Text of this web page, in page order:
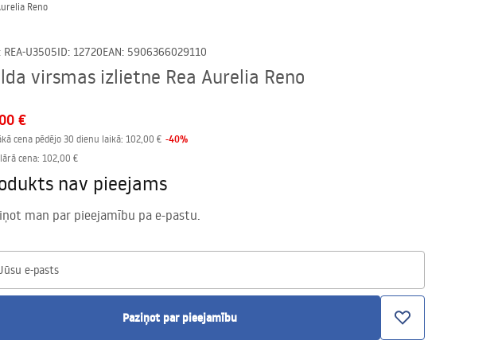
Reno
REA-U3505ID: 12720EAN: 5906366029110
virsmas izlietne Rea Aurelia Reno
€
cena pēdējo 30 dienu laikā: 102,00 € -40%
cena: 102,00 €
nav pieejams
man par pieejamību pa e-pastu.
Jūsu e-pasts
Paziņot par pieejamību